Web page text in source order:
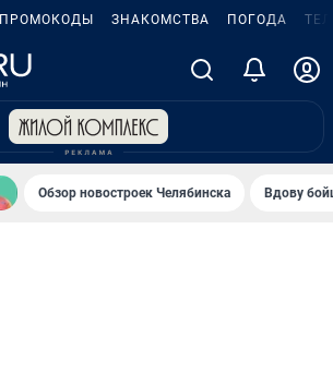
ПРОМОКОДЫ ЗНАКОМСТВА ПОГОДА
Обзор новостроек Челябинска Вдову